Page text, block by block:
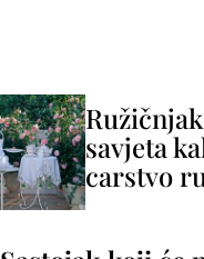
savjeta
carstvo